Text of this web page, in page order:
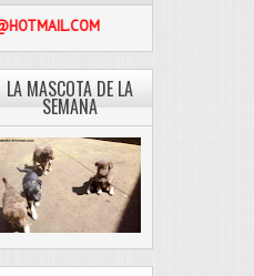
PASCOLIBRE@HOTMAIL.COM
LA MASCOTA DE LA
SEMANA